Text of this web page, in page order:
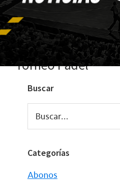
Torneo Pádel
Buscar
Buscar...
Categorías
Abonos